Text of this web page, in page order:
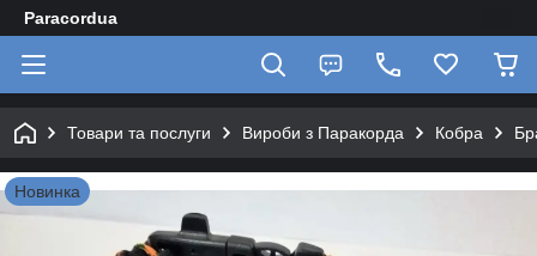
Paracordua
Товари та послуги Вироби з Паракорда Кобра
Новинка